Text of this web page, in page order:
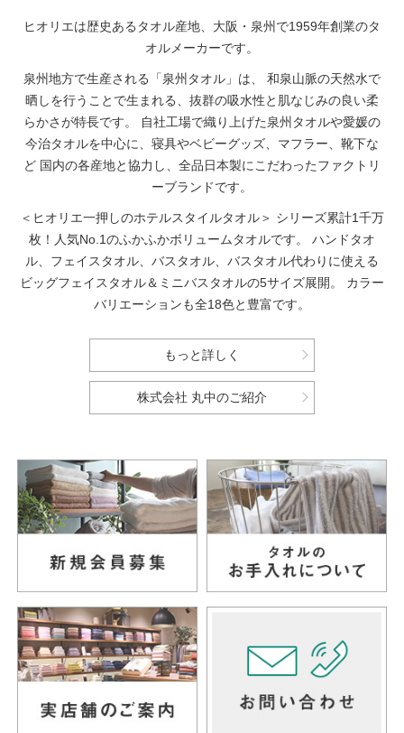
ヒオリエは歴史あるタオル産地、大阪・泉州で1959年創業のタ
オルメーカーです。
泉州地方で生産される「泉州タオル」は、
和泉山脈の天然水で
晒しを行うことで生まれる、抜群の吸水性と肌なじみの良い柔
らかさが特長です。
自社工場で織り上げた泉州タオルや愛媛の
今治タオルを中心に、寝具やベビーグッズ、マフラー、靴下な
ど 国内の各産地と協力し、全品日本製にこだわったファクトリ
ーブランドです。
＜ヒオリエ一押しのホテルスタイルタオル＞ シリーズ累計1千万
枚！人気No.1のふかふかボリュームタオルです。
ハンドタオ
ル、フェイスタオル、バスタオル、バスタオル代わりに使える
ビッグフェイスタオル＆ミニバスタオルの5サイズ展開。
カラー
バリエーションも全18色と豊富です。
もっと詳しく
株式会社 丸中のご紹介